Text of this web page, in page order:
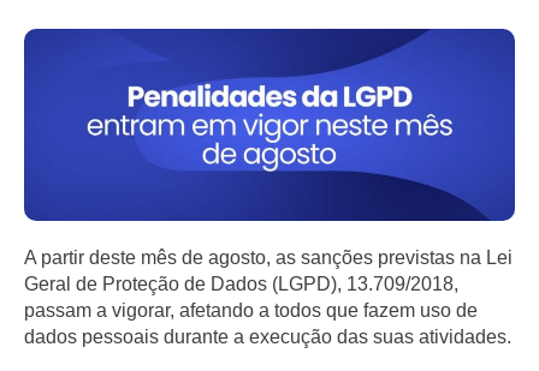
A partir deste mês de agosto, as sanções previstas na Lei
Geral de Proteção de Dados (LGPD), 13.709/2018,
passam a vigorar, afetando a todos que fazem uso de
dados pessoais durante a execução das suas atividades.